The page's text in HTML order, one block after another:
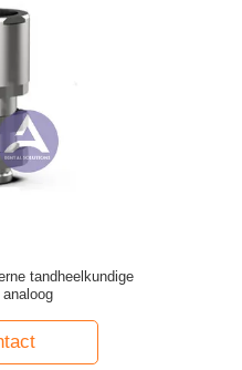
tandheelkundige